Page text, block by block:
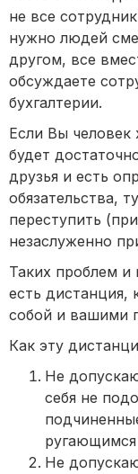
не все
нужно людей
другом, все
обсуждаете
бухгалтерии.
Если Вы
будет
друзья и есть
обязательства,
переступить
незаслуженно
Таких проблем и
есть
собой и вашими
Как эту
Не
себя не
Не